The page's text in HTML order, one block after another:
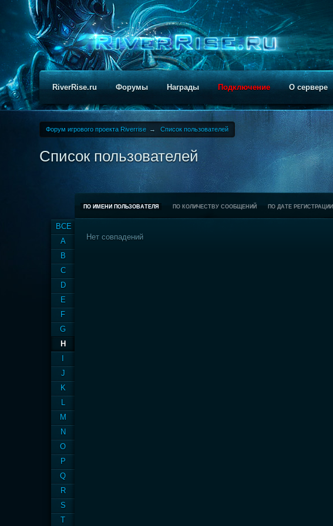
RiverRise.ru Форумы Награды Подключение О сервере
Форум игрового проекта Riverrise → Список пользователей
Список пользователей
ВСЕ
A
B
C
D
E
F
G
H
J
K
L
M
N
O
P
Q
R
S
T
ПО ИМЕНИ ПОЛЬЗОВАТЕЛЯ ПО КОЛИЧЕСТВУ СООБЩЕНИЙ ПО ДАТЕ РЕГИСТРАЦИИ
Нет совпадений